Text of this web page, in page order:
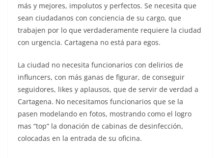
más y mejores, impolutos y perfectos. Se necesita que
sean ciudadanos con conciencia de su cargo, que
trabajen por lo que verdaderamente requiere la ciudad
con urgencia. Cartagena no está para egos.
La ciudad no necesita funcionarios con delirios de
influncers, con más ganas de figurar, de conseguir
seguidores, likes y aplausos, que de servir de verdad a
Cartagena. No necesitamos funcionarios que se la
pasen modelando en fotos, mostrando como el logro
mas “top” la donación de cabinas de desinfección,
colocadas en la entrada de su oficina.